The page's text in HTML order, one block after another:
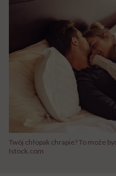
Twój chłopak chrapie? To może
Istock.com